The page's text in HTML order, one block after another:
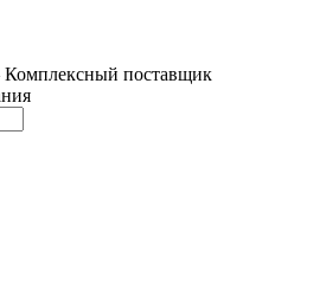
Комплексный поставщик